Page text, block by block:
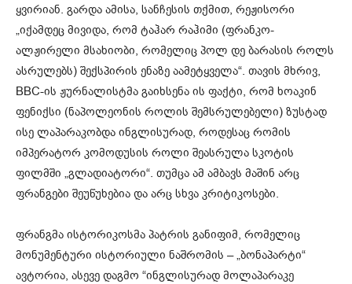
ყვირიან. გარდა ამისა, სანჩესის თქმით, რეჟისორი
„იქამდეც მივიდა, რომ ტაჰარ რაჰიმი (ფრანკო-
ალჟირელი მსახიობი, რომელიც პოლ დე ბარასის როლს
ასრულებს) შექსპირის ენაზე აამეტყველა“. თავის მხრივ,
BBC-ის ჟურნალისტმა გაიხსენა ის ფაქტი, რომ ხოაკინ
ფენიქსი (ნაპოლეონის როლის შემსრულებელი) ზუსტად
ისე ლაპარაკობდა ინგლისურად, როდესაც რომის
იმპერატორ კომოდუსის როლი შეასრულა სკოტის
ფილმში „გლადიატორი“. თუმცა ამ ამბავს მაშინ არც
ფრანგები შეუწუხებია და არც სხვა კრიტიკოსები.
ფრანგმა ისტორიკოსმა პატრის განიფიმ, რომელიც
მონუმენტური ისტორიული ნაშრომის – „ბონაპარტი“
ავტორია, ასევე დაგმო “ინგლისურად მოლაპარაკე